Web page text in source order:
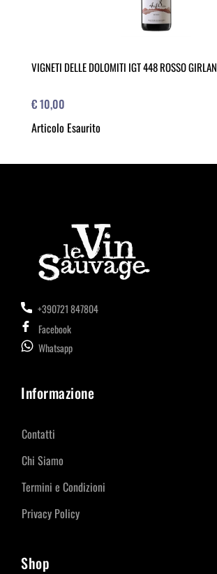
VIGNETI DELLE DOLOMITI IGT 448 ROSSO GIRLAN
€ 10,00
Articolo Esaurito
+390721 847804
Facebook
Whatsapp
Informazione
Contatti
Chi Siamo
Termini e Condizioni
Privacy Policy
Shop